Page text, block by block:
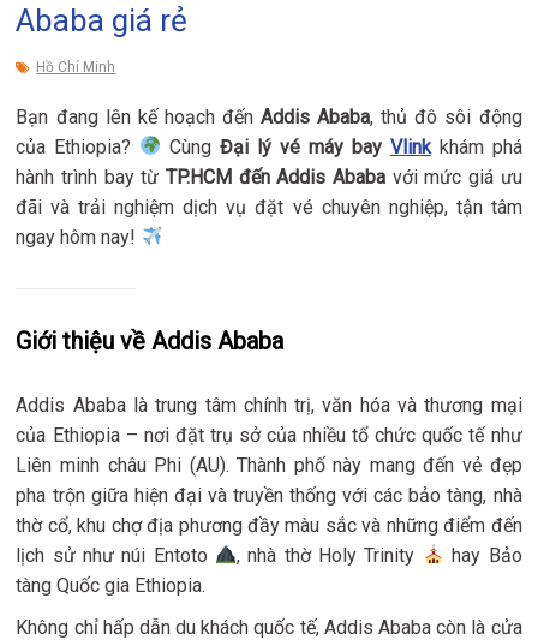
Ababa giá rẻ
Hồ Chí Minh
Bạn đang lên kế hoạch đếnAddis Ababa, thủ đô sôi động
của Ethiopia?
CùngĐại lý vé máy bay Vlinkkhám phá
hành trình bay từTP.HCM đến Addis Ababavới mức giá ưu
đãi và trải nghiệm dịch vụ đặt vé chuyên nghiệp, tận tâm
ngay hôm nay!
Giới thiệu về Addis Ababa
Addis Ababa là trung tâm chính trị, văn hóa và thương mại
của Ethiopia – nơi đặt trụ sở của nhiều tổ chức quốc tế như
Liên minh châu Phi (AU). Thành phố này mang đến vẻ đẹp
pha trộn giữa hiện đại và truyền thống với các bảo tàng, nhà
thờ cổ, khu chợ địa phương đầy màu sắc và những điểm đến
lịch sử như núi Entoto
, nhà thờ Holy Trinity
hay Bảo
tàng Quốc gia Ethiopia.
Không chỉ hấp dẫn du khách quốc tế, Addis Ababa còn là cửa